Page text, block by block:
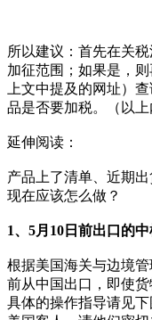
所以建议：首先在关
加征范围；如果是，
上文中提及的网址）
品是否要加税。（以
延伸阅读：
产品上了清单、近期
现在应该怎么做？
1、5月10日前出口的
根据美国海关与边境
前从中国出口，即使货
具体的操作指导请见